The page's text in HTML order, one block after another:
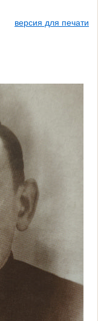
версия для печати